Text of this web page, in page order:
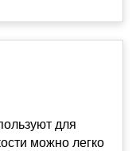
для
можно легко